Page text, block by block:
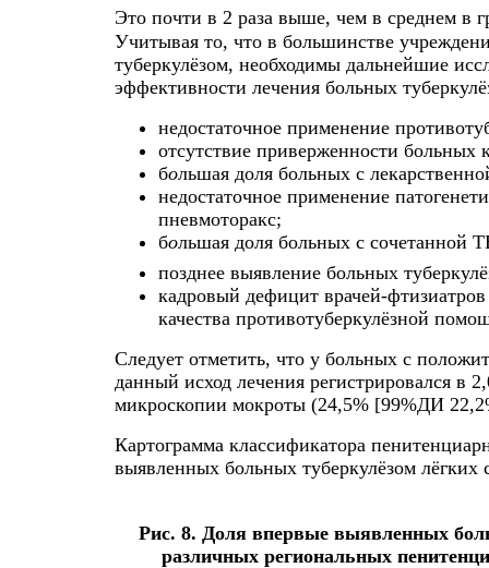
Это почти в 2 раза выше, чем в среднем в
Учитывая то, что в большинстве
туберкулёзом, необходимы дальнейшие
эффективности лечения больных
недостаточное применение
отсутствие приверженности больных
большая доля больных с
недостаточное применение
пневмоторакс;
большая доля больных с сочетанной
позднее выявление больных
кадровый дефицит врачей-
качества противотуберкулёзной
Следует отметить, что у больных с
данный исход лечения регистрировался в
микроскопии мокроты (24,5% [99%ДИ
Картограмма классификатора
выявленных больных туберкулёзом
Рис. 8. Доля впервые выявленных
различных региональных